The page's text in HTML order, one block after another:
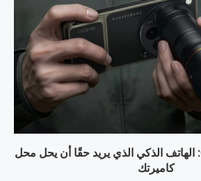
OPPO Find X9 Ultra: الهاتف الذكي الذي يريد حقًا أن يحل محل
كاميرتك